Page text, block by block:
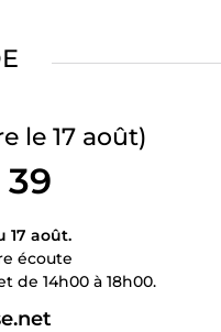
le 17 août)
17 août.
écoute
de 14h00 à 18h00.